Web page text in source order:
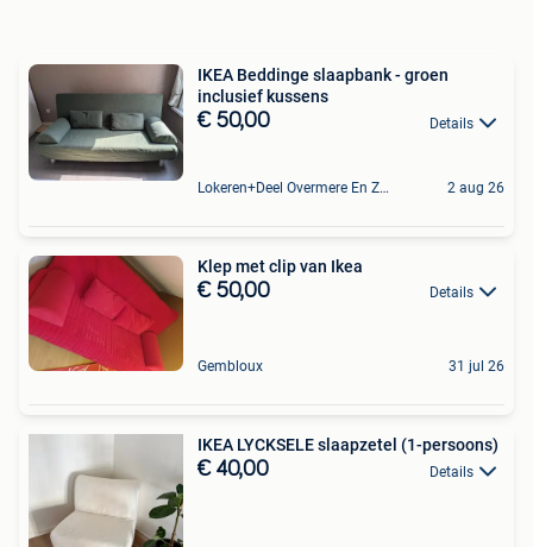
IKEA Beddinge slaapbank - groen
inclusief kussens
€ 50,00 Details
Lokeren+Deel Overmere En Zele 2 aug 26
Klep met clip van Ikea
€ 50,00 Details
Gembloux 31 jul 26
IKEA LYCKSELE slaapzetel (1-persoons)
€ 40,00 Details